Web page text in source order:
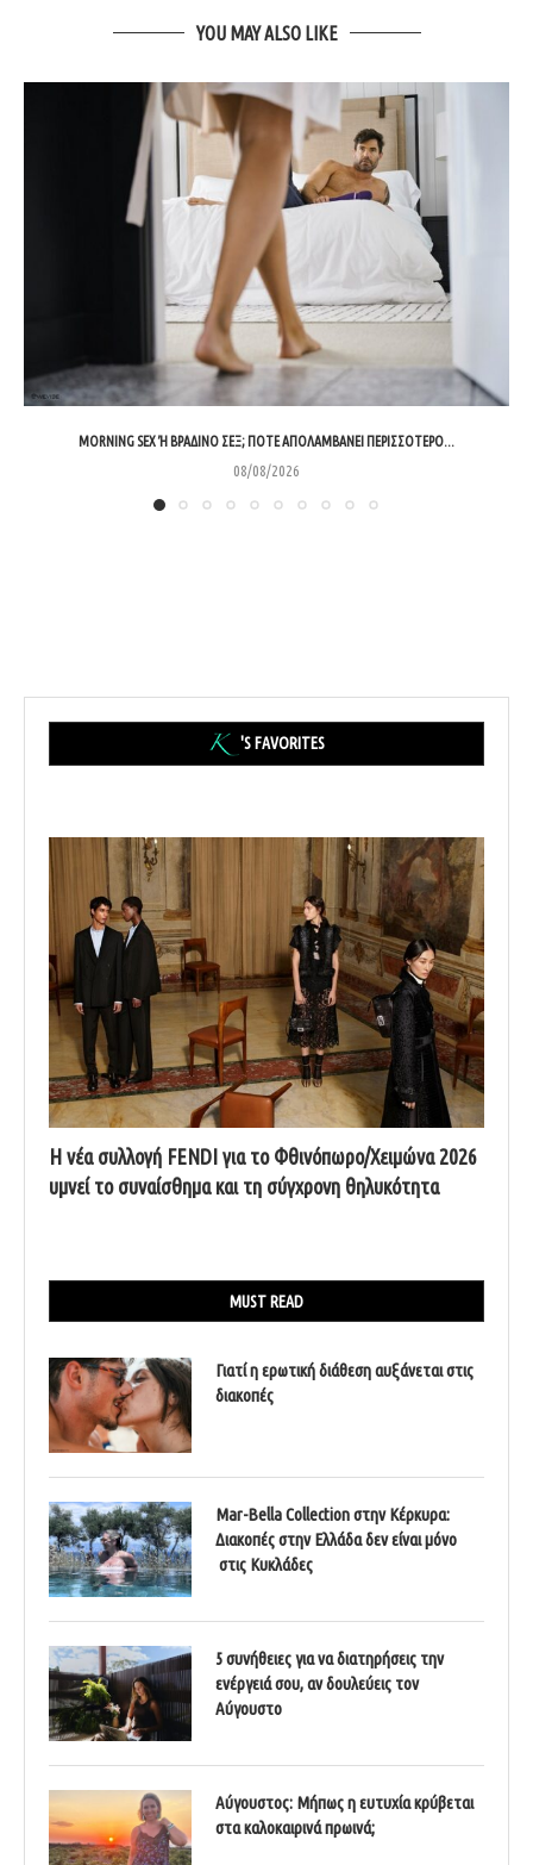
YOU MAY ALSO LIKE
MORNING SEX Ή ΒΡΑΔΙΝΌ ΣΕΞ; ΠΌΤΕ ΑΠΟΛΑΜΒΆΝΕΙ ΠΕΡΙΣΣΌΤΕΡΟ...
08/08/2026
'S FAVORITES
Η νέα συλλογή FENDI για το Φθινόπωρο/Χειμώνα 2026
υμνεί το συναίσθημα και τη σύγχρονη θηλυκότητα
MUST READ
Γιατί η ερωτική διάθεση αυξάνεται στις
διακοπές
Mar-Bella Collection στην Κέρκυρα:
Διακοπές στην Ελλάδα δεν είναι μόνο
στις Κυκλάδες
5 συνήθειες για να διατηρήσεις την
ενέργειά σου, αν δουλεύεις τον
Αύγουστο
Αύγουστος: Μήπως η ευτυχία κρύβεται
στα καλοκαιρινά πρωινά;